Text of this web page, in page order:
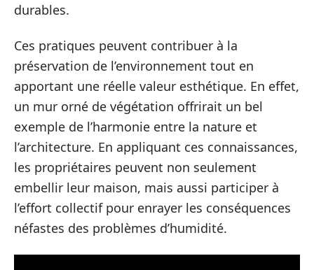
durables.
Ces pratiques peuvent contribuer à la
préservation de l’environnement tout en
apportant une réelle valeur esthétique. En effet,
un mur orné de végétation offrirait un bel
exemple de l’harmonie entre la nature et
l’architecture. En appliquant ces connaissances,
les propriétaires peuvent non seulement
embellir leur maison, mais aussi participer à
l’effort collectif pour enrayer les conséquences
néfastes des problèmes d’humidité.